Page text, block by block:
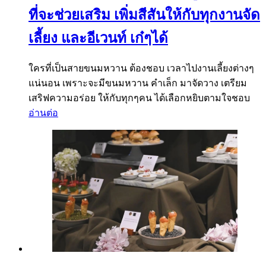
ที่จะช่วยเสริม เพิ่มสีสันให้กับทุกงานจัด
เลี้ยง และอีเวนท์ เก๋ๆได้
ใครที่เป็นสายขนมหวาน ต้องชอบ เวลาไปงานเลี้ยงต่างๆ
แน่นอน เพราะจะมีขนมหวาน คำเล็ก มาจัดวาง เตรียม
เสริฟความอร่อย ให้กับทุกๆคน ได้เลือกหยิบตามใจชอบ
อ่านต่อ